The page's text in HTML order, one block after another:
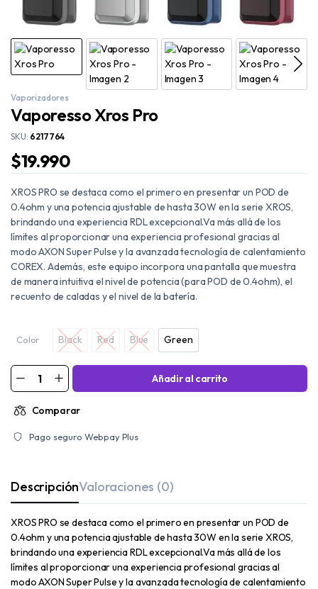
Vaporizadores
Vaporesso Xros Pro
SKU: 6217764
$19.990
XROS PRO se destaca como el primero en presentar un POD de
0.4ohm y una potencia ajustable de hasta 30W en la serie XROS,
brindando una experiencia RDL excepcional.Va más allá de los
límites al proporcionar una experiencia profesional gracias al
modo AXON Super Pulse y la avanzada tecnología de calentamiento
COREX. Además, este equipo incorpora una pantalla que muestra
de manera intuitiva el nivel de potencia (para POD de 0.4ohm), el
recuento de caladas y el nivel de la batería.
Color Black
Black Red
Red Blue
Blue Green
Green
Añadir al carrito
Comparar
Pago seguro Webpay Plus
DescripciónValoraciones (0)
XROS PRO se destaca como el primero en presentar un POD de
0.4ohm y una potencia ajustable de hasta 30W en la serie XROS,
brindando una experiencia RDL excepcional.Va más allá de los
límites al proporcionar una experiencia profesional gracias al
modo AXON Super Pulse y la avanzada tecnología de calentamiento